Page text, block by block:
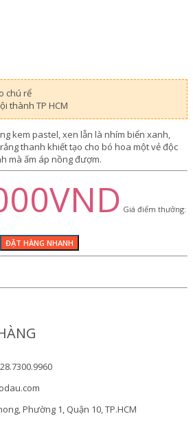
chú rể
thành TP HCM
kem pastel, xen lẫn là nhím biển xanh,
thanh khiết tạo cho bó hoa một vẻ độc
mà ấm áp nồng đượm.
Giá điểm thưởng:
Phường 1, Quận 10, TP.HCM